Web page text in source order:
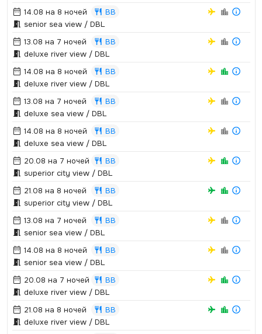
14.08 на 8 ночей
BB
senior sea view / DBL
13.08 на 7 ночей
BB
deluxe river view / DBL
14.08 на 8 ночей
BB
deluxe river view / DBL
13.08 на 7 ночей
BB
deluxe sea view / DBL
14.08 на 8 ночей
BB
deluxe sea view / DBL
20.08 на 7 ночей
BB
superior city view / DBL
21.08 на 8 ночей
BB
superior city view / DBL
13.08 на 7 ночей
BB
senior sea view / DBL
14.08 на 8 ночей
BB
senior sea view / DBL
20.08 на 7 ночей
BB
deluxe river view / DBL
21.08 на 8 ночей
BB
deluxe river view / DBL